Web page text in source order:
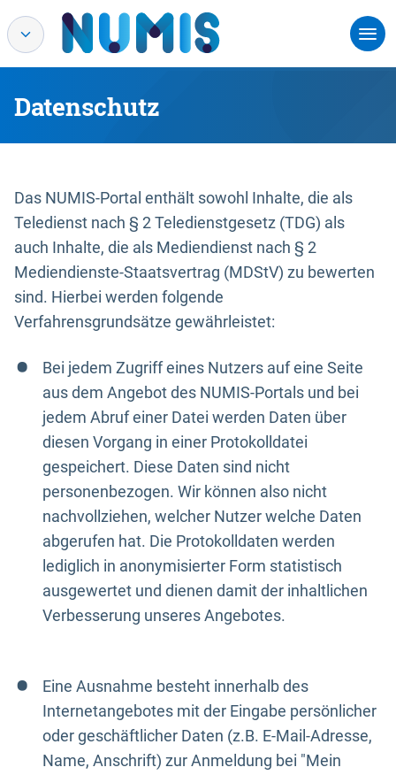
Datenschutz
Das NUMIS-Portal enthält sowohl Inhalte, die als
Teledienst nach § 2 Teledienstgesetz (TDG) als
auch Inhalte, die als Mediendienst nach § 2
Mediendienste-Staatsvertrag (MDStV) zu bewerten
sind. Hierbei werden folgende
Verfahrensgrundsätze gewährleistet:
Bei jedem Zugriff eines Nutzers auf eine Seite
aus dem Angebot des NUMIS-Portals und bei
jedem Abruf einer Datei werden Daten über
diesen Vorgang in einer Protokolldatei
gespeichert. Diese Daten sind nicht
personenbezogen. Wir können also nicht
nachvollziehen, welcher Nutzer welche Daten
abgerufen hat. Die Protokolldaten werden
lediglich in anonymisierter Form statistisch
ausgewertet und dienen damit der inhaltlichen
Verbesserung unseres Angebotes.
Eine Ausnahme besteht innerhalb des
Internetangebotes mit der Eingabe persönlicher
oder geschäftlicher Daten (z.B. E-Mail-Adresse,
Name, Anschrift) zur Anmeldung bei "Mein